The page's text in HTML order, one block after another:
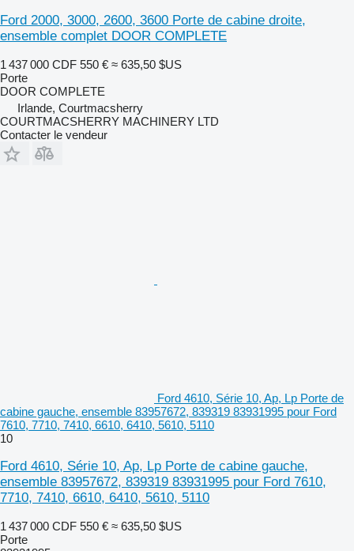
Ford 2000, 3000, 2600, 3600 Porte de cabine droite,
ensemble complet DOOR COMPLETE
1 437 000 CDF 550 € ≈ 635,50 $US
Porte
DOOR COMPLETE
Irlande, Courtmacsherry
COURTMACSHERRY MACHINERY LTD
Contacter le vendeur
Ford 4610, Série 10, Ap, Lp Porte de
cabine gauche, ensemble 83957672, 839319 83931995 pour Ford
7610, 7710, 7410, 6610, 6410, 5610, 5110
10
Ford 4610, Série 10, Ap, Lp Porte de cabine gauche,
ensemble 83957672, 839319 83931995 pour Ford 7610,
7710, 7410, 6610, 6410, 5610, 5110
1 437 000 CDF 550 € ≈ 635,50 $US
Porte